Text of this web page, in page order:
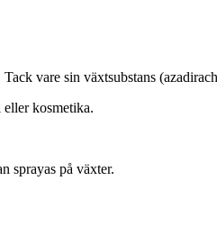
vare sin växtsubstans
eller kosmetika.
sprayas på växter.